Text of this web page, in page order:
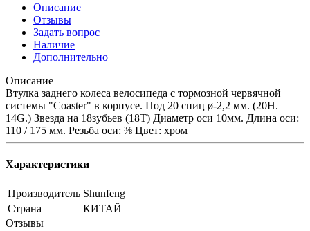
Описание
Отзывы
Задать вопрос
Наличие
Дополнительно
Описание
Втулка заднего колеса велосипеда с тормозной червячной
системы "Coaster" в корпусе. Под 20 спиц ø-2,2 мм. (20Н.
14G.) Звезда на 18зубьев (18T) Диаметр оси 10мм. Длина оси:
110 / 175 мм. Резьба оси: ⅜ Цвет: хром
Характеристики
Производитель Shunfeng
Страна
КИТАЙ
Отзывы